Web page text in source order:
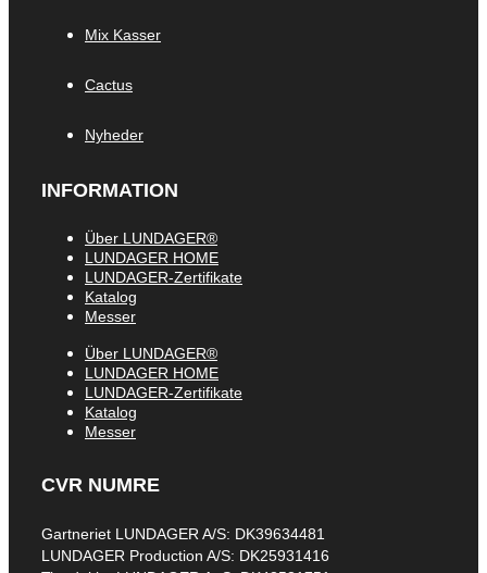
Mix Kasser
Cactus
Nyheder
INFORMATION
Über LUNDAGER®
LUNDAGER HOME
LUNDAGER-Zertifikate
Katalog
Messer
Über LUNDAGER®
LUNDAGER HOME
LUNDAGER-Zertifikate
Katalog
Messer
CVR NUMRE
Gartneriet LUNDAGER A/S: DK39634481
LUNDAGER Production A/S: DK25931416